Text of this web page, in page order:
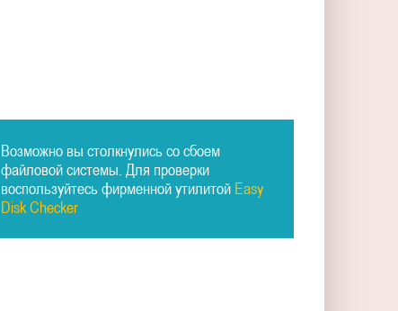
Возможно вы столкнулись со сбоем
файловой системы. Для проверки
воспользуйтесь фирменной утилитой Easy
Disk Checker